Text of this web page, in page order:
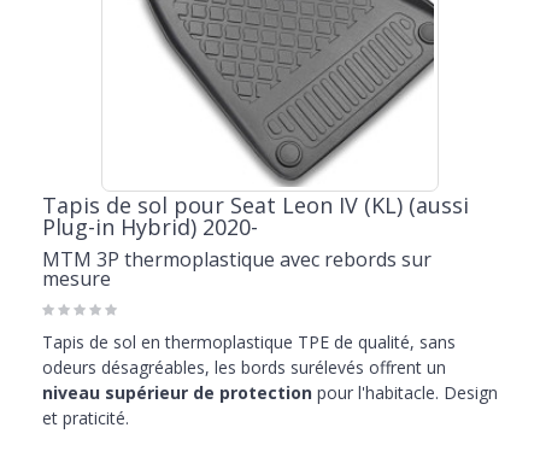
Tapis de sol pour Seat Leon IV (KL) (aussi
Plug-in Hybrid) 2020-
MTM 3P thermoplastique avec rebords sur
mesure
Tapis de sol en thermoplastique TPE de qualité, sans
odeurs désagréables, les bords surélevés offrent un
niveau supérieur de protection pour l'habitacle. Design
et praticité.